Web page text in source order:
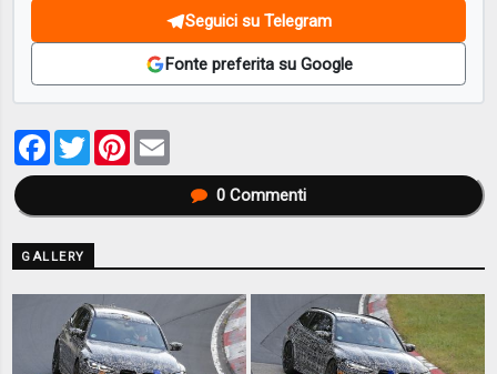
Seguici su Telegram
Fonte preferita su Google
Facebook
TwitterPinterest
0Commenti
GALLERY